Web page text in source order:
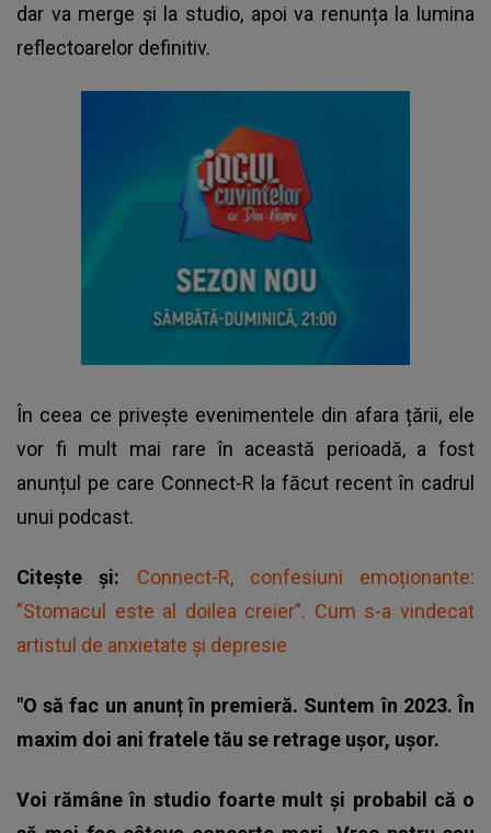
dar va merge și la studio, apoi va renunța la lumina
reflectoarelor definitiv.
În ceea ce privește evenimentele din afara țării, ele
vor fi mult mai rare în această perioadă, a fost
anunțul pe care Connect-R la făcut recent în cadrul
unui podcast.
Citește și: Connect-R, confesiuni emoționante:
”Stomacul este al doilea creier”. Cum s-a vindecat
artistul de anxietate și depresie
"O să fac un anunț în premieră. Suntem în 2023. În
maxim doi ani fratele tău se retrage ușor, ușor.
Voi rămâne în studio foarte mult și probabil că o